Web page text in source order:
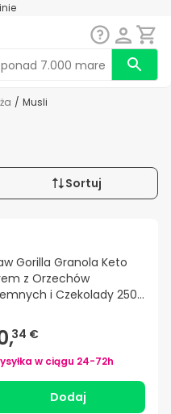
/ Musli
Sortuj
Gorilla Granola Keto
z Orzechów
i Czekolady 250
34 €
w ciągu 24-72h
Dodaj